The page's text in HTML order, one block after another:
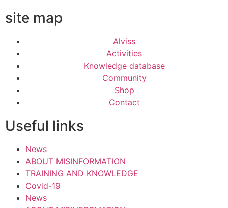
site map
Alviss
Activities
Knowledge database
Community
Shop
Contact
Useful links
News
ABOUT MISINFORMATION
TRAINING AND KNOWLEDGE
Covid-19
News